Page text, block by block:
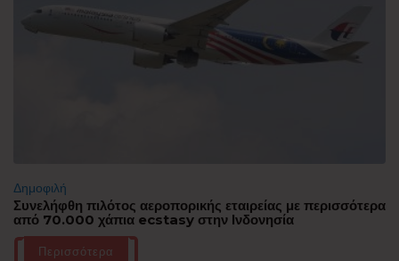
Δημοφιλή
Συνελήφθη πιλότος αεροπορικής εταιρείας με περισσότερα
από 70.000 χάπια ecstasy στην Ινδονησία
Περισσότερα